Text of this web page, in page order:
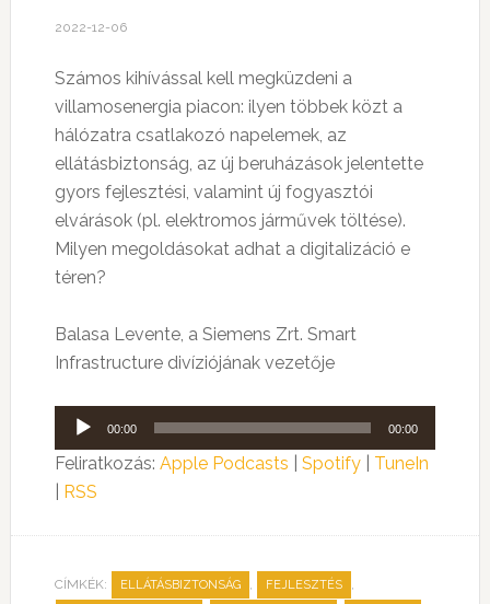
2022-12-06
Számos kihívással kell megküzdeni a
villamosenergia piacon: ilyen többek közt a
hálózatra csatlakozó napelemek, az
ellátásbiztonság, az új beruházások jelentette
gyors fejlesztési, valamint új fogyasztói
elvárások (pl. elektromos járművek töltése).
Milyen megoldásokat adhat a digitalizáció e
téren?
Balasa Levente, a Siemens Zrt. Smart
Infrastructure divíziójának vezetője
Audió
lejátszó
00:00 00:00
Feliratkozás: Apple Podcasts Spotify| TuneIn
RSS
CÍMKÉK: ELLÁTÁSBIZTONSÁG , FEJLESZTÉS ,